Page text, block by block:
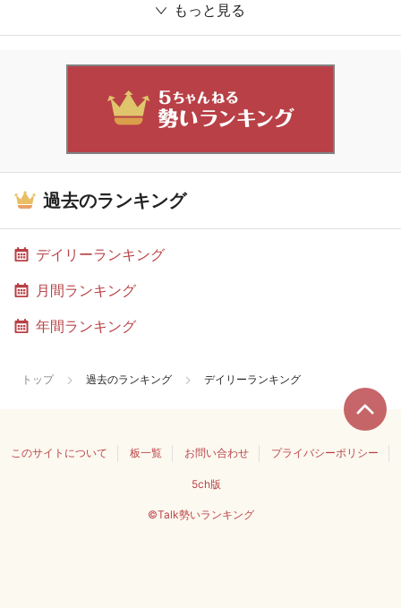
もっと見る
過去のランキング
デイリーランキング
月間ランキング
年間ランキング
トップ 過去のランキング デイリーランキング
このサイトについて 板一覧 お問い合わせ プライバシーポリシー
5ch版
©Talk勢いランキング